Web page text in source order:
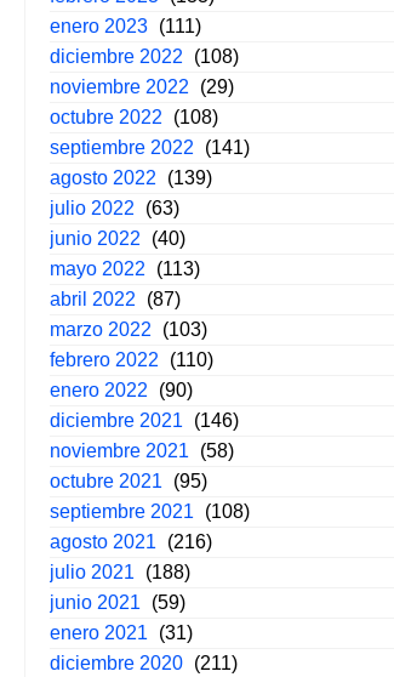
enero 2023 (111)
diciembre 2022
(108)
noviembre 2022
(29)
octubre 2022
(108)
septiembre 2022
(141)
agosto 2022
(139)
julio 2022
(63)
junio 2022
(40)
mayo 2022
(113)
abril 2022
(87)
marzo 2022
(103)
febrero 2022
(110)
enero 2022
(90)
diciembre 2021
(146)
noviembre 2021
(58)
octubre 2021
(95)
septiembre 2021
(108)
agosto 2021
(216)
julio 2021
(188)
junio 2021
(59)
enero 2021
(31)
diciembre 2020 (211)